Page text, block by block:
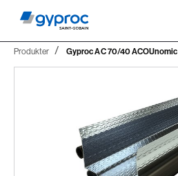
Produkter Gyproc AC 70/40 ACOUnomic